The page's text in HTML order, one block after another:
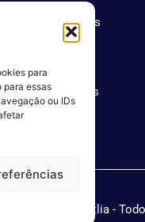
para
para essas
ou IDs
Soluções
Carreiras
Antlia -